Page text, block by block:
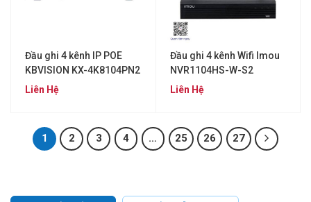
Đầu ghi 4 kênh IP POE
KBVISION KX-4K8104PN2
Liên Hệ
Đầu ghi 4 kênh Wifi Imou
NVR1104HS-W-S2
Liên Hệ
1 2 3 4 … 25 26 27